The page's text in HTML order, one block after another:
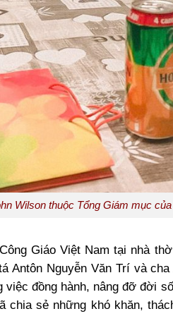
Wilson thuộc Tổng Giám mục
Giáo Việt Nam tại nhà
Antôn Nguyễn Văn Trí và
đồng hành, nâng đỡ đời
chia sẻ những khó khăn,